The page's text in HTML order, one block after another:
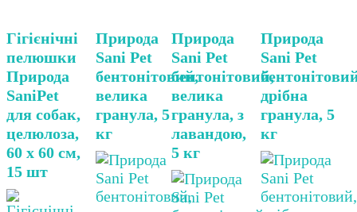
Гігієнічні
пелюшки
Природа
SaniPet
для собак,
целюлоза,
60 x 60 см,
15 шт
Природа
Sani Pet
бентонітовий,
велика
гранула, 5
кг
Природа
Sani Pet
бентонітовий,
велика
гранула, з
лавандою,
5 кг
Природа
Sani Pet
дрібна
гранула, 5
кг